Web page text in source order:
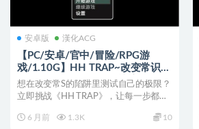
安卓版 漢化ACG
【PC/安卓/官中/冒险/RPG游
戏/1.10G】HH TRAP~改变常识的
陷阱~ （HH TRAP ~常識変化の罠
~）官中版+存档+PC+安卓+冒险
想在改变常S的陷阱里测试自己的极限？
立即挑战《HH TRAP》，让每一步都成
6 月前
1.3K 10